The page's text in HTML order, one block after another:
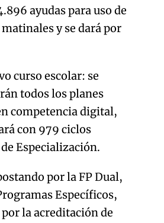
ayudas para uso de
y se dará por
curso escolar: se
todos los planes
competencia digital,
con 979 ciclos
Especialización.
por la FP Dual,
Específicos,
la acreditación de